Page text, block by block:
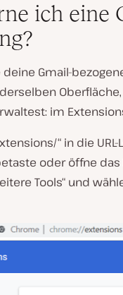
ich eine
Gmail-
im
“ in die
oder öffne das
Tools“ und